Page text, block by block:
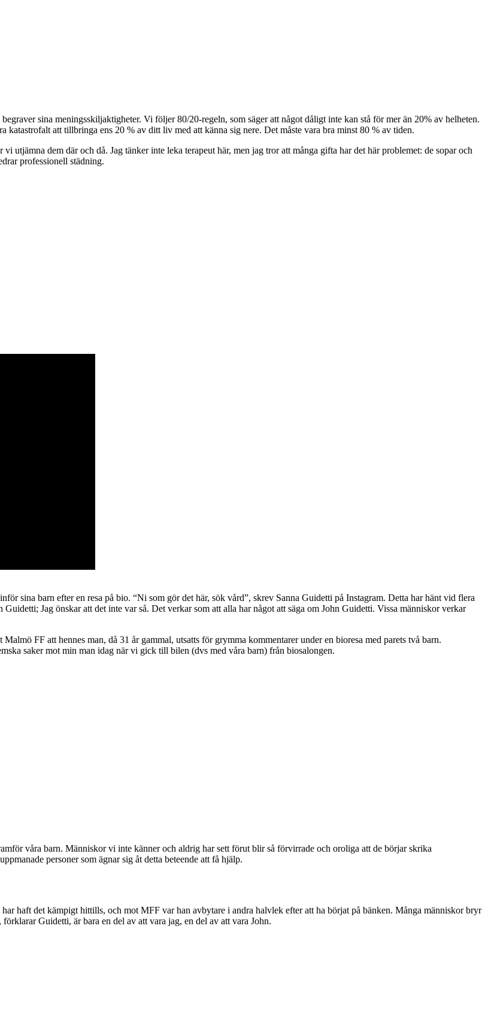
sina meningsskiljaktigheter. Vi följer 80/20-regeln, som säger att något dåligt inte kan stå för mer än 20% av helheten.
katastrofalt att tillbringa ens 20 % av ditt liv med att känna sig nere. Det måste vara bra minst 80 % av tiden.
utjämna dem där och då. Jag tänker inte leka terapeut här, men jag tror att många gifta har det här problemet: de sopar och
professionell städning.
sina barn efter en resa på bio. “Ni som gör det här, sök vård”, skrev Sanna Guidetti på Instagram. Detta har hänt vid flera
Jag önskar att det inte var så. Det verkar som att alla har något att säga om John Guidetti. Vissa människor verkar
FF att hennes man, då 31 år gammal, utsatts för grymma kommentarer under en bioresa med parets två barn.
saker mot min man idag när vi gick till bilen (dvs med våra barn) från biosalongen.
våra barn. Människor vi inte känner och aldrig har sett förut blir så förvirrade och oroliga att de börjar skrika
personer som ägnar sig åt detta beteende att få hjälp.
haft det kämpigt hittills, och mot MFF var han avbytare i andra halvlek efter att ha börjat på bänken. Många människor bryr
Guidetti, är bara en del av att vara jag, en del av att vara John.